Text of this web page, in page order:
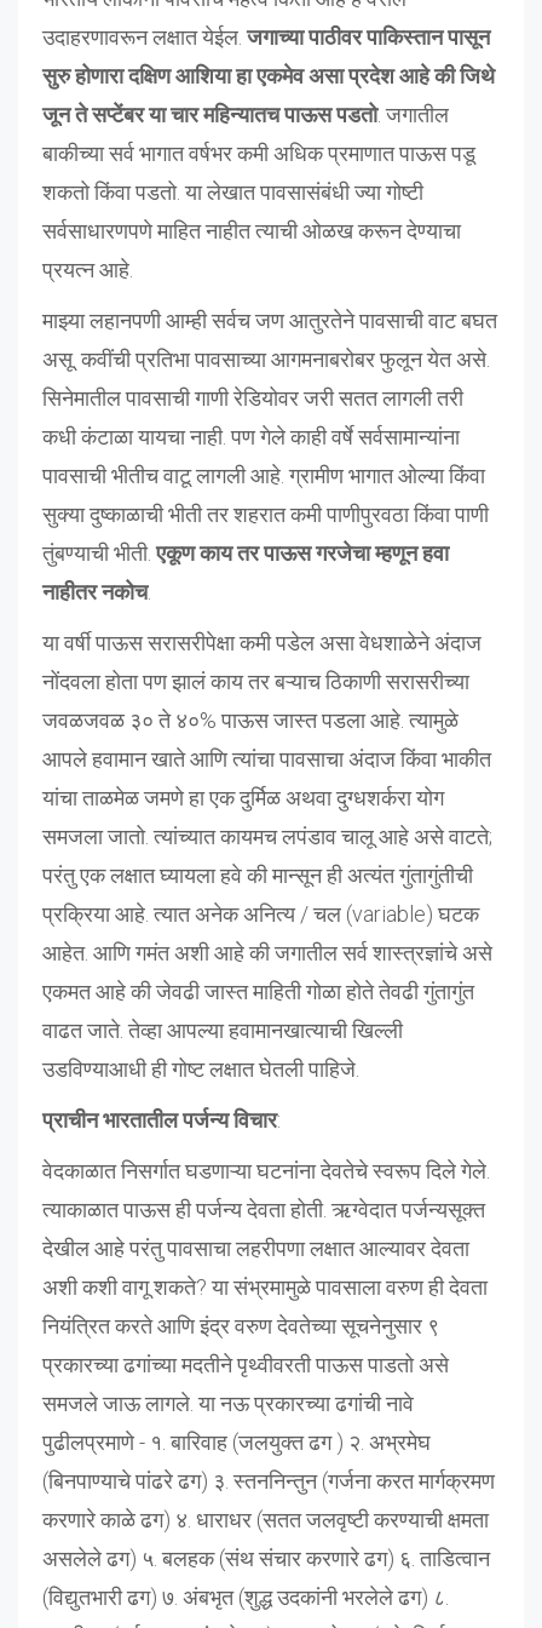
उदाहरणावरून लक्षात येईल.जगाच्या पाठीवर पाकिस्तान पासून
सुरु होणारा दक्षिण आशिया हा एकमेव असा प्रदेश आहे की जिथे
जून ते सप्टेंबर या चार महिन्यातच पाऊस पडतो. जगातील
बाकीच्या सर्व भागात वर्षभर कमी अधिक प्रमाणात पाऊस पडू
शकतो किंवा पडतो. या लेखात पावसासंबंधी ज्या गोष्टी
सर्वसाधारणपणे माहित नाहीत त्याची ओळख करून देण्याचा
प्रयत्न आहे.
माझ्या लहानपणी आम्ही सर्वच जण आतुरतेने पावसाची वाट बघत
असू. कवींची प्रतिभा पावसाच्या आगमनाबरोबर फुलून येत असे.
सिनेमातील पावसाची गाणी रेडियोवर जरी सतत लागली तरी
कधी कंटाळा यायचा नाही. पण गेले काही वर्षे सर्वसामान्यांना
पावसाची भीतीच वाटू लागली आहे. ग्रामीण भागात ओल्या किंवा
सुक्या दुष्काळाची भीती तर शहरात कमी पाणीपुरवठा किंवा पाणी
तुंबण्याची भीती.एकूण काय तर पाऊस गरजेचा म्हणून हवा
नाहीतर नकोच.
या वर्षी पाऊस सरासरीपेक्षा कमी पडेल असा वेधशाळेने अंदाज
नोंदवला होता पण झालं काय तर बऱ्याच ठिकाणी सरासरीच्या
जवळजवळ ३० ते ४०% पाऊस जास्त पडला आहे. त्यामुळे
आपले हवामान खाते आणि त्यांचा पावसाचा अंदाज किंवा भाकीत
यांचा ताळमेळ जमणे हा एक दुर्मिळ अथवा दुग्धशर्करा योग
समजला जातो. त्यांच्यात कायमच लपंडाव चालू आहे असे वाटते;
परंतु एक लक्षात घ्यायला हवे की मान्सून ही अत्यंत गुंतागुंतीची
प्रक्रिया आहे. त्यात अनेक अनित्य / चल (variable) घटक
आहेत. आणि गमंत अशी आहे की जगातील सर्व शास्त्रज्ञांचे असे
एकमत आहे की जेवढी जास्त माहिती गोळा होते तेवढी गुंतागुंत
वाढत जाते. तेव्हा आपल्या हवामानखात्याची खिल्ली
उडविण्याआधी ही गोष्ट लक्षात घेतली पाहिजे.
प्राचीन भारतातील पर्जन्य विचार:
वेदकाळात निसर्गात घडणाऱ्या घटनांना देवतेचे स्वरूप दिले गेले.
त्याकाळात पाऊस ही पर्जन्य देवता होती. ऋग्वेदात पर्जन्यसूक्त
देखील आहे परंतु पावसाचा लहरीपणा लक्षात आल्यावर देवता
अशी कशी वागू शकते? या संभ्रमामुळे पावसाला वरुण ही देवता
नियंत्रित करते आणि इंद्र वरुण देवतेच्या सूचनेनुसार ९
प्रकारच्या ढगांच्या मदतीने पृथ्वीवरती पाऊस पाडतो असे
समजले जाऊ लागले. या नऊ प्रकारच्या ढगांची नावे
पुढीलप्रमाणे - १. बारिवाह (जलयुक्त ढग ) २. अभ्रमेघ
(बिनपाण्याचे पांढरे ढग) ३. स्तननिन्तुन (गर्जना करत मार्गक्रमण
करणारे काळे ढग) ४. धाराधर (सतत जलवृष्टी करण्याची क्षमता
असलेले ढग) ५. बलहक (संथ संचार करणारे ढग) ६. ताडित्वान
(विद्युतभारी ढग) ७. अंबभृत (शुद्ध उदकांनी भरलेले ढग) ८.